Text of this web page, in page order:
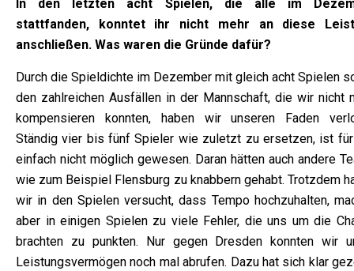
In den letzten acht Spielen, die alle im
stattfanden, konntet ihr nicht mehr an diese
anschließen. Was waren die Gründe dafür?
Durch die Spieldichte im Dezember mit gleich acht Spielen
den zahlreichen Ausfällen in der Mannschaft, die wir nicht
kompensieren konnten, haben wir unseren Faden
Ständig vier bis fünf Spieler wie zuletzt zu ersetzen, ist
einfach nicht möglich gewesen. Daran hätten auch andere
wie zum Beispiel Flensburg zu knabbern gehabt. Trotzdem
wir in den Spielen versucht, dass Tempo hochzuhalten,
aber in einigen Spielen zu viele Fehler, die uns um die
brachten zu punkten. Nur gegen Dresden konnten wir
Leistungsvermögen noch mal abrufen. Dazu hat sich klar